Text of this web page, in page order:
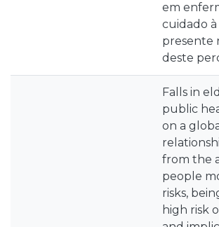
em
cuidado à
presente
deste
Falls in
public
on a
from the
people
risks,
high risk